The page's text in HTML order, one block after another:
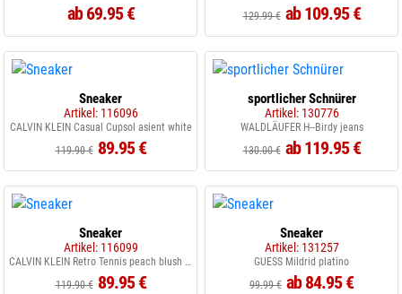
ab 69.95 €
129.99 € ab 109.95 €
Sneaker
Artikel: 116096
CALVIN KLEIN Casual Cupsol asient white
119.90 € 89.95 €
sportlicher Schnürer
Artikel: 130776
WALDLÄUFER H--Birdy jeans
130.00 € ab 119.95 €
Sneaker
Artikel: 116099
CALVIN KLEIN Retro Tennis peach blush creme
119.90 € 89.95 €
Sneaker
Artikel: 131257
GUESS Mildrid platino
99.99 € ab 84.95 €